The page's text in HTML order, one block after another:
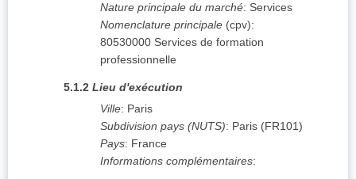
Nature principale du marché: Services
Nomenclature principale (cpv):
80530000 Services de formation
professionnelle
5.1.2 Lieu d'exécution
Ville: Paris
Subdivision pays (NUTS): Paris (FR101)
Pays: France
Informations complémentaires: